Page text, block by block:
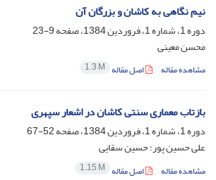
نیم نگاهی به کاشان و بزرگان آن
دوره 1، شماره 1، فروردین 1384، صفحه
9-23
محسن معینی
مشاهده مقاله اصل مقاله 1.3 M
بازتاب معماری سنتی کاشان در اشعار سپهری
دوره 1، شماره 1، فروردین 1384، صفحه
52-67
علی حسین پور؛ حسین سقایی
مشاهده مقاله اصل مقاله 1.15 M